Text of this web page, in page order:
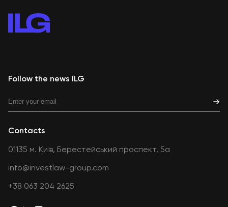
Follow the news ILG
Contacts
01135 м. Київ, Берестейський проспект, 5а
info@investlaw-group.com
+38 063 204 2625